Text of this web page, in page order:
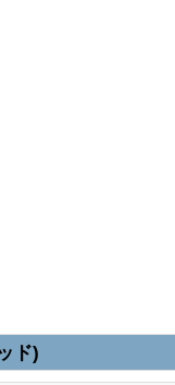
ド)